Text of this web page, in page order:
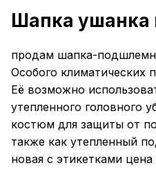
Шапка ушанка
продам шапка-
Особого климатических
Её возможно
утепленного головного
костюм для защиты от
также как утепленный
новая с этикетками